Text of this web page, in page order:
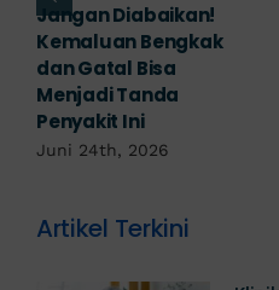
Banyak yang
Mengabaikan,
Padahal Habis
Berhubungan
Kemaluan Gatal Bisa
Jadi Tanda IMS!